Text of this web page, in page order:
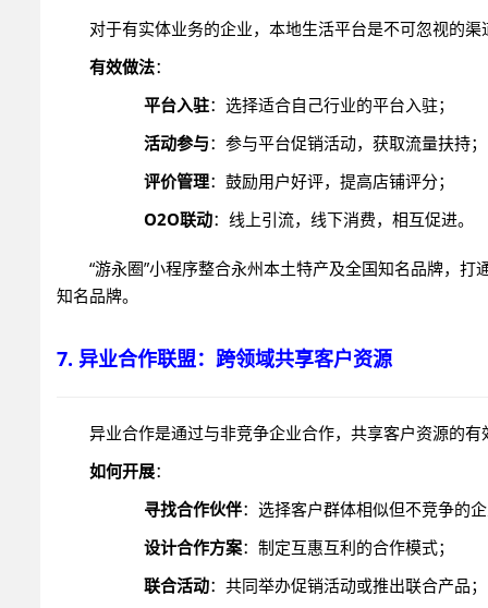
对于有实体业务的企业，本地生活平台是不可忽视的
有效做法：
平台入驻：选择适合自己行业的平台入驻；
活动参与：参与平台促销活动，获取流量扶持；
评价管理：鼓励用户好评，提高店铺评分；
O2O联动：线上引流，线下消费，相互促进。
“游永圈”小程序整合永州本土特产及全国知名品牌，
知名品牌。
7. 异业合作联盟：跨领域共享客户资源
异业合作是通过与非竞争企业合作，共享客户资源的
如何开展：
寻找合作伙伴：选择客户群体相似但不竞争的
设计合作方案：制定互惠互利的合作模式；
联合活动：共同举办促销活动或推出联合产品；